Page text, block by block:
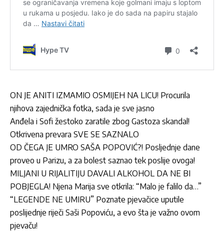
ON JE ANITI IZMAMIO OSMIJEH NA LICU! Procurila
njihova zajednička fotka, sada je sve jasno
Anđela i Sofi žestoko zaratile zbog Gastoza skandal!
Otkrivena prevara SVE SE SAZNALO
OD ČEGA JE UMRO SAŠA POPOVIĆ?! Posljednje dane
proveo u Parizu, a za bolest saznao tek poslije ovoga!
MILJANI U RIJALITIJU DAVALI ALKOHOL DA NE BI
POBJEGLA! Njena Marija sve otkrila: “Malo je falilo da…”
“LEGENDE NE UMIRU” Poznate pjevačice uputile
poslijednje riječi Saši Popoviću, a evo šta je važno ovom
pjevaču!